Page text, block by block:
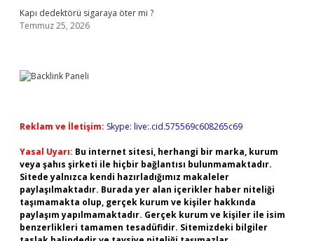
Kapı dedektörü sigaraya öter mi ?
Temmuz 25, 2026
Reklam ve İletişim: Skype: live:.cid.575569c608265c69
Yasal Uyarı: Bu internet sitesi, herhangi bir marka, kurum
veya şahıs şirketi ile hiçbir bağlantısı bulunmamaktadır.
Sitede yalnızca kendi hazırladığımız makaleler
paylaşılmaktadır. Burada yer alan içerikler haber niteliği
taşımamakta olup, gerçek kurum ve kişiler hakkında
paylaşım yapılmamaktadır. Gerçek kurum ve kişiler ile isim
benzerlikleri tamamen tesadüfidir. Sitemizdeki bilgiler